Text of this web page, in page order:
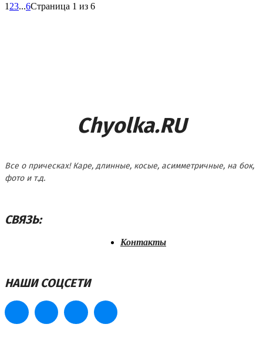
1 23...6Страница 1 из 6
Chyolka.RU
Все о прическах! Каре, длинные, косые, асимметричные, на бок,
фото и т.д.
СВЯЗЬ:
Контакты
НАШИ СОЦСЕТИ